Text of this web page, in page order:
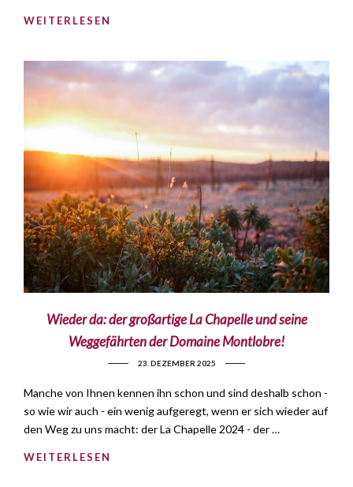
WEITERLESEN
Wieder da: der großartige La Chapelle und seine
Weggefährten der Domaine Montlobre!
23. DEZEMBER 2025
Manche von Ihnen kennen ihn schon und sind deshalb schon -
so wie wir auch - ein wenig aufgeregt, wenn er sich wieder auf
den Weg zu uns macht: der La Chapelle 2024 - der …
WEITERLESEN